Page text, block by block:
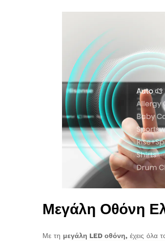
Μεγάλη Οθόνη
Με τη μεγάλη LED οθόνη, έχεις όλα